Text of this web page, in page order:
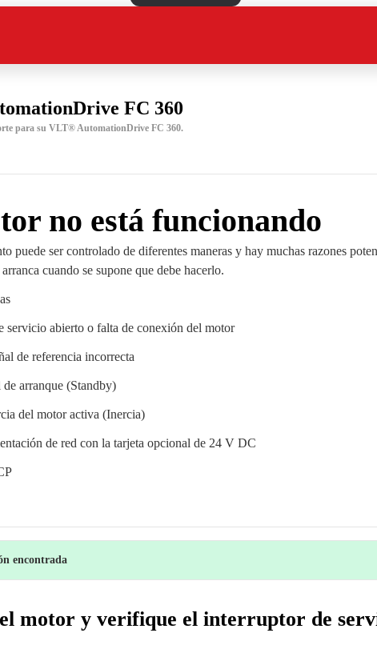
FC 360
para su VLT® AutomationDrive FC 360.
no está funcionando
puede ser controlado de diferentes maneras y hay muchas razones
cuando se supone que debe hacerlo.
servicio abierto o falta de conexión del motor
de referencia incorrecta
de arranque (Standby)
del motor activa (Inercia)
de red con la tarjeta opcional de 24 V DC
encontrada
motor y verifique el interruptor de